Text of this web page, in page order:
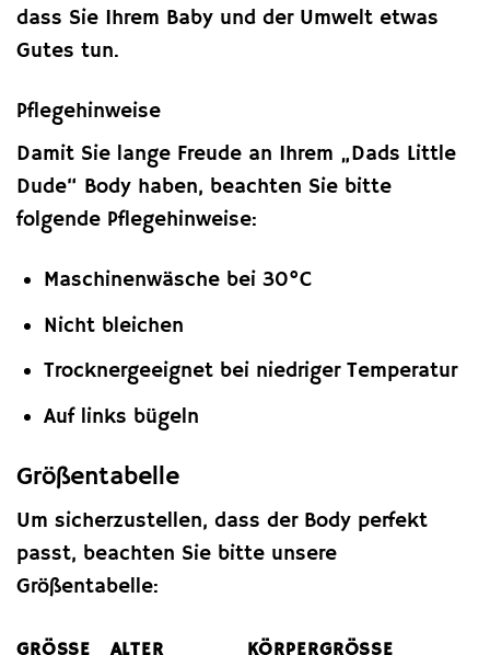
dass Sie Ihrem Baby und der Umwelt etwas
Gutes tun.
Pflegehinweise
Damit Sie lange Freude an Ihrem „Dads Little
Dude“ Body haben, beachten Sie bitte
folgende Pflegehinweise:
Maschinenwäsche bei 30°C
Nicht bleichen
Trocknergeeignet bei niedriger Temperatur
Auf links bügeln
Größentabelle
Um sicherzustellen, dass der Body perfekt
passt, beachten Sie bitte unsere
Größentabelle:
GRÖSSE ALTER KÖRPERGRÖSSE